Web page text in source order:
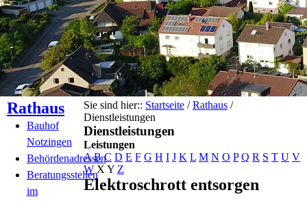
Rathaus
Bauhof
Notzingen
Behördenadressen
Beratungsstellen
im
Sie sind hier:: Startseite /Rathaus /
Dienstleistungen
Dienstleistungen
Leistungen
A B C D E F G H I J K L M N O P Q R S T U V
W X Y Z
Elektroschrott entsorgen